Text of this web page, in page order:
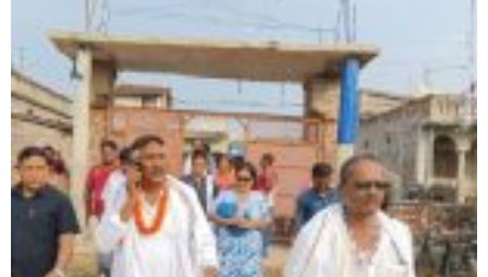
सिराहा-२ मा संजय यादव भिड्ने !